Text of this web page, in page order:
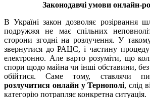
Законодавчі умови онлайн-
В Україні закон дозволяє розірвання
подружжя не має спільних
сторони згодні на розлучення. У
звернутися до РАЦС, і частину
електронно. Але варто розуміти, що
спори щодо майна чи інші обставини,
обійтися. Саме тому, ставлячи
розлучитися онлайн у Тернополі, слід
категорію потрапляє конкретна ситуація.